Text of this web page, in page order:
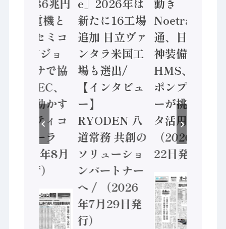
/ 三菱電機と
ソニーセミコ
ン AIビジョ
ンセンサで協
業 / IDEC、
安全に動かす
セーフティコ
ントローラ
（2026年8月
5日発行）
新たに16工場
追加 日立ヴァ
ンタラ米国工
場も選出/
【インタビュ
ー】
RYODEN 八
道常務 共創の
ソリューショ
ンパートナー
へ / （2026
年7月29日発
行）
Noetra、富士
通、日立 / 兵
神装備 ×
HMS、老舗
ポンプメーカ
ーが挑むデー
タ活用 など
（2026年7月
22日発行）